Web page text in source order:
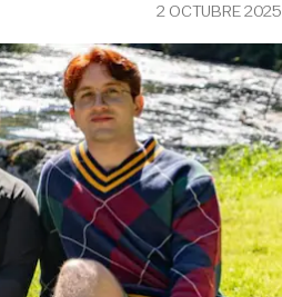
2 OCTUBRE 2025